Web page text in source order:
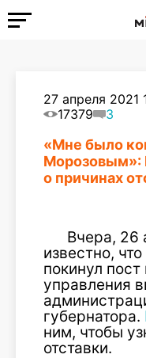
27 апреля 2021
17379
3
«Мне было
Морозовым»:
о причинах
Вчера, 26
известно,
покинул
управления
губернатора.
ним, чтобы
отставки.